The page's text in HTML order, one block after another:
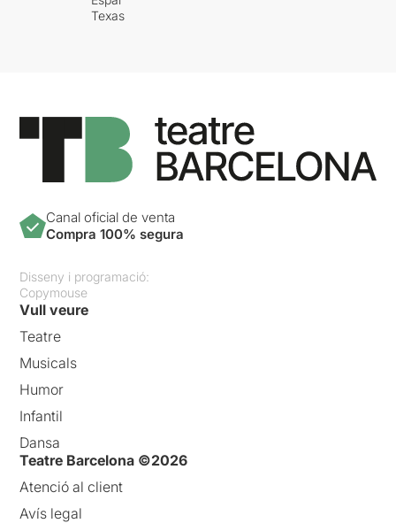
Texas
Canal oficial de venta
Compra 100% segura
Disseny i programació:
Copymouse
Vull veure
Teatre
Musicals
Humor
Infantil
Dansa
Teatre Barcelona ©2026
Atenció al client
Avís legal